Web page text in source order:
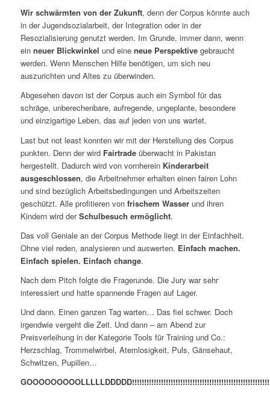
Wir schwärmten von der Zukunft, denn der Corpus könnte auch
in der Jugendsozialarbeit, der Integration oder in der
Resozialisierung genutzt werden. Im Grunde, immer dann, wenn
ein neuer Blickwinkel und eine neue Perspektivegebraucht
werden. Wenn Menschen Hilfe benötigen, um sich neu
auszurichten und Altes zu überwinden.
Abgesehen davon ist der Corpus auch ein Symbol für das
schräge, unberechenbare, aufregende, ungeplante, besondere
und einzigartige Leben, das auf jeden von uns wartet.
Last but not least konnten wir mit der Herstellung des Corpus
punkten. Denn der wird Fairtrade überwacht in Pakistan
hergestellt. Dadurch wird von vornherein Kinderarbeit
ausgeschlossen, die Arbeitnehmer erhalten einen fairen Lohn
und sind bezüglich Arbeitsbedingungen und Arbeitszeiten
geschützt. Alle profitieren von frischem Wasserund ihren
Kindern wird derSchulbesuch ermöglicht.
Das voll Geniale an der Corpus Methode liegt in der Einfachheit.
Ohne viel reden, analysieren und auswerten. Einfach machen.
Einfach spielen. Einfach change.
Nach dem Pitch folgte die Fragerunde. Die Jury war sehr
interessiert und hatte spannende Fragen auf Lager.
Und dann. Einen ganzen Tag warten… Das fiel schwer. Doch
irgendwie vergeht die Zeit. Und dann – am Abend zur
Preisverleihung in der Kategorie Tools für Training und Co.:
Herzschlag, Trommelwirbel, Atemlosigkeit, Puls, Gänsehaut,
Schwitzen, Pupillen…